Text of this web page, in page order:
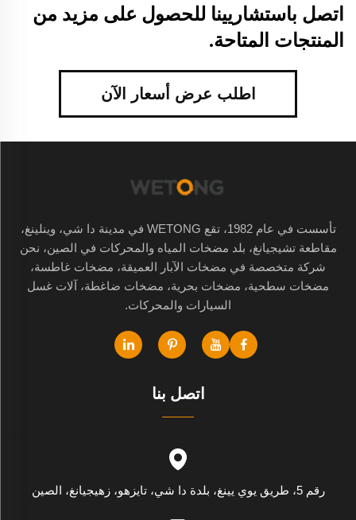
اتصل باستشاريينا للحصول على مزيد من
المنتجات المتاحة.
اطلب عرض أسعار الآن
تأسست في عام 1982، تقع WETONG في مدينة دا شي، وينلينغ،
مقاطعة تشيجيانغ، بلد مضخات المياه والمحركات في الصين، نحن
شركة متخصصة في مضخات الآبار العميقة، مضخات غاطسة،
مضخات سطحية، مضخات بحرية، مضخات ضاغطة، آلات غسل
السيارات والمحركات.
اتصل بنا
رقم 5، طريق يوي يينغ، بلدة دا شي، تايزهو، زهيجيانغ، الصين